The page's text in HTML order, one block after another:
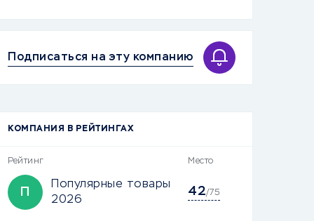
Подписаться на эту компанию
КОМПАНИЯ В РЕЙТИНГАХ
Рейтинг Место
П
Популярные товары
2026
42/75